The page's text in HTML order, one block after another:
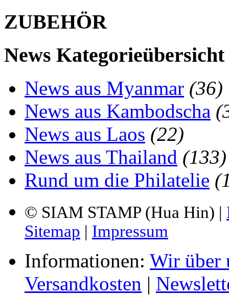
ZUBEHÖR
News Kategorieübersicht
News aus Myanmar (36)
News aus Kambodscha
News aus Laos (22)
News aus Thailand (133)
Rund um die Philatelie
© SIAM STAMP (Hua Hin) |
Sitemap | Impressum
Informationen: Wir über
Versandkosten |